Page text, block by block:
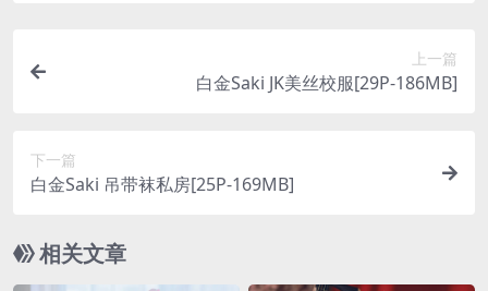
上一篇
白金Saki JK美丝校服[29P-186MB]
下一篇
白金Saki 吊带袜私房[25P-169MB]
相关文章